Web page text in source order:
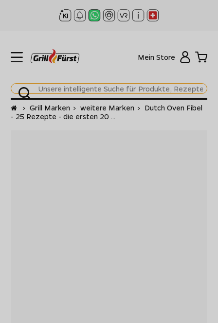
Mein Store
Startseite
> Grill Marken > weitere Marken > Dutch Oven Fibel
- 25 Rezepte - die ersten 20 ...